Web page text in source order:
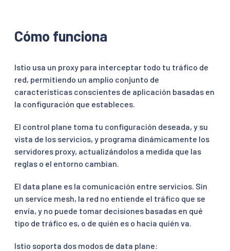
Cómo funciona
Istio usa un proxy para interceptar todo tu tráfico de
red, permitiendo un amplio conjunto de
características conscientes de aplicación basadas en
la configuración que estableces.
El control plane toma tu configuración deseada, y su
vista de los servicios, y programa dinámicamente los
servidores proxy, actualizándolos a medida que las
reglas o el entorno cambian.
El data plane es la comunicación entre servicios. Sin
un service mesh, la red no entiende el tráfico que se
envía, y no puede tomar decisiones basadas en qué
tipo de tráfico es, o de quién es o hacia quién va.
Istio soporta dos modos de data plane: